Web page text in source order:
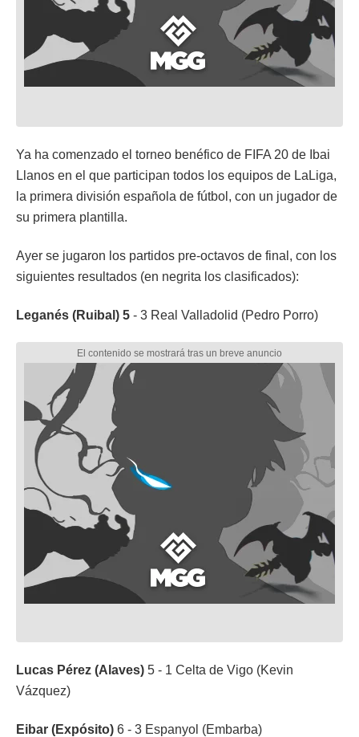
Ya ha comenzado el torneo benéfico de FIFA 20 de Ibai
Llanos en el que participan todos los equipos de LaLiga,
la primera división española de fútbol, con un jugador de
su primera plantilla.
Ayer se jugaron los partidos pre-octavos de final, con los
siguientes resultados (en negrita los clasificados):
Leganés (Ruibal) 5 - 3 Real Valladolid (Pedro Porro)
Lucas Pérez (Alaves) 5 - 1 Celta de Vigo (Kevin
Vázquez)
Eibar (Expósito) 6 - 3 Espanyol (Embarba)